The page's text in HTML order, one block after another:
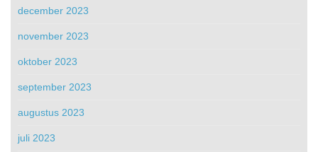
december 2023
november 2023
oktober 2023
september 2023
augustus 2023
juli 2023